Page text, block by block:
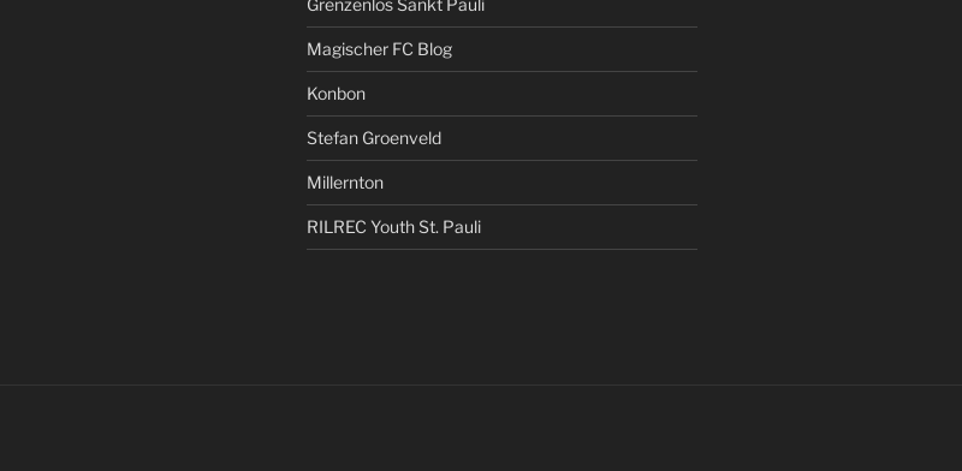
Magischer FC Blog
Konbon
Stefan Groenveld
Millernton
RILREC Youth St. Pauli